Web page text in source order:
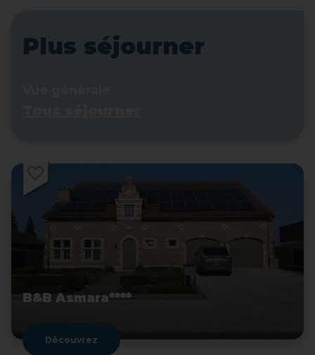
Plus séjourner
B&B Asmara****
Découvrez